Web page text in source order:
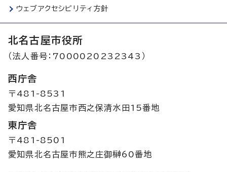
ウェブアクセシビリティ方針
北名古屋市役所
（法人番号：7000020232343）
西庁舎
〒481-8531
愛知県北名古屋市西之保清水田15番地
東庁舎
〒481-8501
愛知県北名古屋市熊之庄御榊60番地